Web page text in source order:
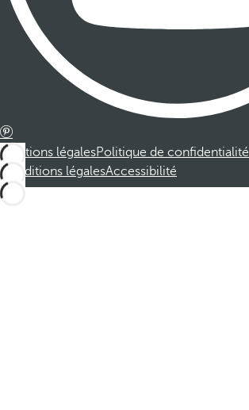
Mentions légalesPolitique de confidentialité
Conditions légalesAccessibilité